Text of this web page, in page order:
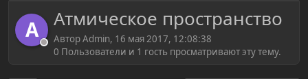
A Атмическое пространство
Автор Admin, 16 мая 2017, 12:08:38
0 Пользователи и 1 гость просматривают эту тему.